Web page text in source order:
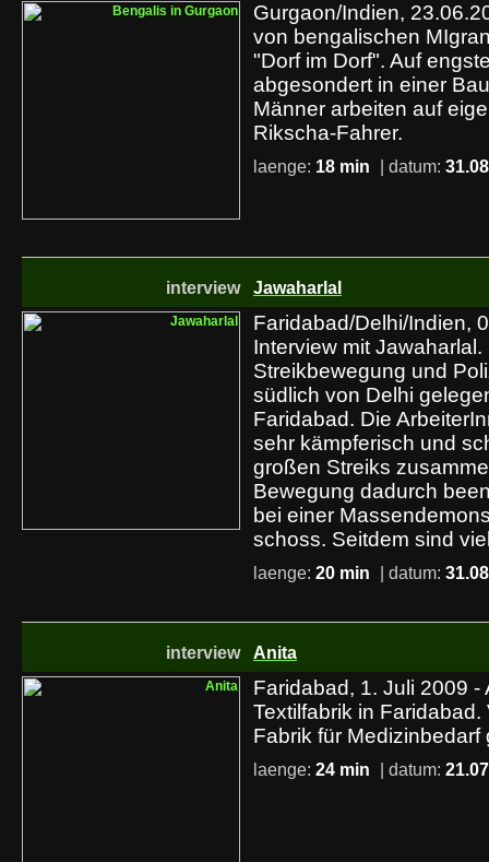
Gurgaon/Indien,
von bengalischen
"Dorf im Dorf". Auf
abgesondert in einer
Männer arbeiten auf
Rikscha-Fahrer.
laenge: 18 min | datum:
interview Jawaharlal
Faridabad/Delhi/Indien,
Interview mit
Streikbewegung und
südlich von Delhi
Faridabad. Die
sehr kämpferisch und
großen Streiks
Bewegung dadurch
bei einer
schoss. Seitdem sind
laenge: 20 min | datum:
interview Anita
Faridabad, 1. Juli 2009 -
Textilfabrik in
Fabrik für Medizinbedarf
laenge: 24 min | datum: